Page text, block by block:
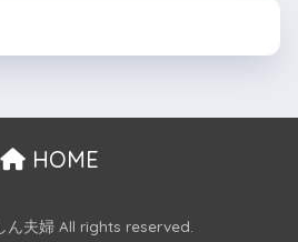
HOME
ん夫婦 All rights reserved.